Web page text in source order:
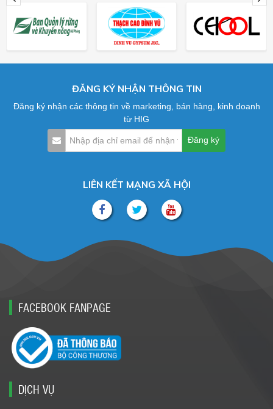
ĐĂNG KÝ NHẬN THÔNG TIN
Đăng ký nhận các thông tin về marketing, bán hàng, kinh doanh
từ HIG
LIÊN KẾT MẠNG XÃ HỘI
FACEBOOK FANPAGE
DỊCH VỤ